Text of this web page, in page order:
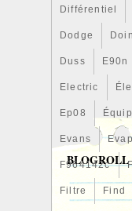
Différentiel
Dodge
Duss E90n
Electric
Ep08
Evans
F964142c
Filtre Find
BLOGROLL